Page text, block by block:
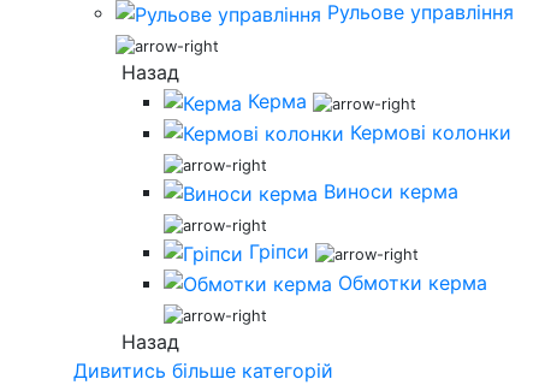
Рульове управління
Назад
Керма
Кермові колонки
Виноси керма
Гріпси
Обмотки керма
Назад
Дивитись більше категорій